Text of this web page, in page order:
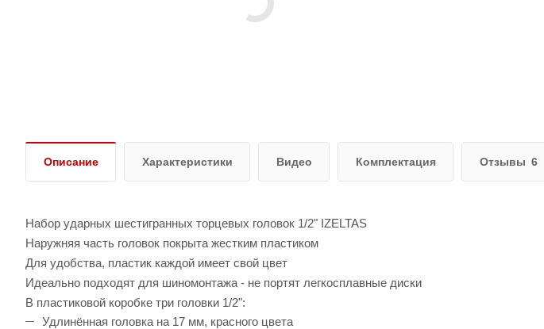
Описание Характеристики Видео Комплектация Отзывы 6
Набор ударных шестигранных торцевых головок 1/2" IZELTAS
Наружняя часть головок покрыта жестким пластиком
Для удобства, пластик каждой имеет свой цвет
Идеально подходят для шиномонтажа - не портят легкосплавные диски
В пластиковой коробке три головки 1/2":
Удлинённая головка на 17 мм, красного цвета